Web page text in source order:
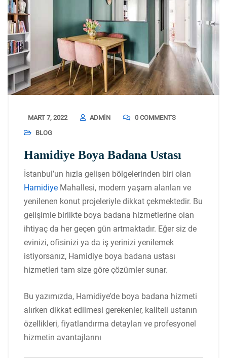
MART 7, 2022 ADMIN
0 COMMENTS
BLOG
Hamidiye Boya Badana Ustası
İstanbul’un hızla gelişen bölgelerinden biri olan
Hamidiye Mahallesi, modern yaşam alanları ve
yenilenen konut projeleriyle dikkat çekmektedir. Bu
gelişimle birlikte boya badana hizmetlerine olan
ihtiyaç da her geçen gün artmaktadır. Eğer siz de
evinizi, ofisinizi ya da iş yerinizi yenilemek
istiyorsanız, Hamidiye boya badana ustası
hizmetleri tam size göre çözümler sunar.
Bu yazımızda, Hamidiye’de boya badana hizmeti
alırken dikkat edilmesi gerekenler, kaliteli ustanın
özellikleri, fiyatlandırma detayları ve profesyonel
hizmetin avantajlarını